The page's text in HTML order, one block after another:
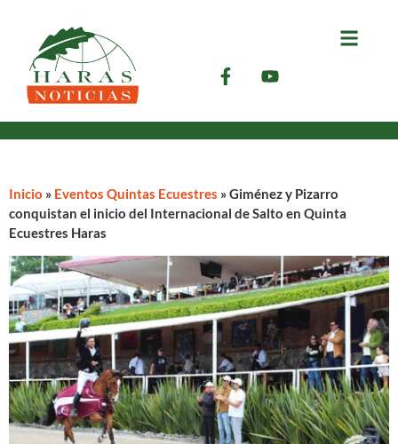
Inicio » Eventos Quintas Ecuestres »Giménez y Pizarro
conquistan el inicio del Internacional de Salto en Quinta
Ecuestres Haras